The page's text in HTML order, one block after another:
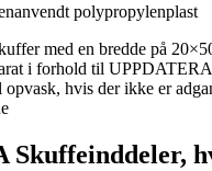
polypropylenplast
med en bredde på
i forhold til
hvis der ikke er
Skuffeinddeler,